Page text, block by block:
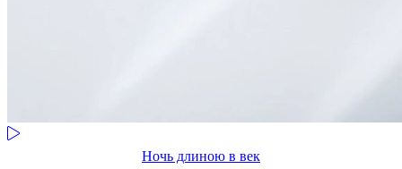
Ночь длиною в век